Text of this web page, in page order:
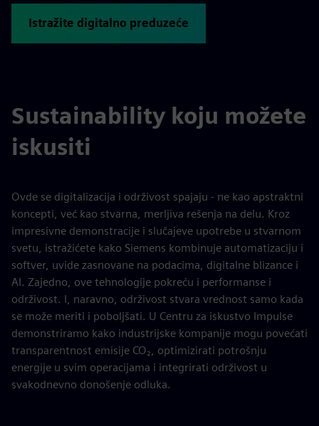
Istražite digitalno preduzeće
Sustainability koju možete
iskusiti
Ovde se digitalizacija i održivost spajaju - ne kao apstraktni
koncepti, već kao stvarna, merljiva rešenja na delu. Kroz
impresivne demonstracije i slučajeve upotrebe u stvarnom
svetu, istražićete kako Siemens kombinuje automatizaciju i
softver, uvide zasnovane na podacima, digitalne blizance i
AI. Zajedno, ove tehnologije pokreću i performanse i
održivost. I, naravno, održivost stvara vrednost samo kada
se može meriti i poboljšati. U Centru za iskustvo Impulse
demonstriramo kako industrijske kompanije mogu povećati
transparentnost emisije CO₂, optimizirati potrošnju
energije u svim operacijama i integrirati održivost u
svakodnevno donošenje odluka.